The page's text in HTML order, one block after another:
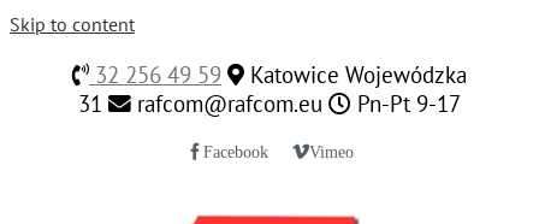
Skip to content
32 256 49 59
Katowice Wojewódzka
31
rafcom@rafcom.eu Pn-Pt 9-17
Facebook Vimeo